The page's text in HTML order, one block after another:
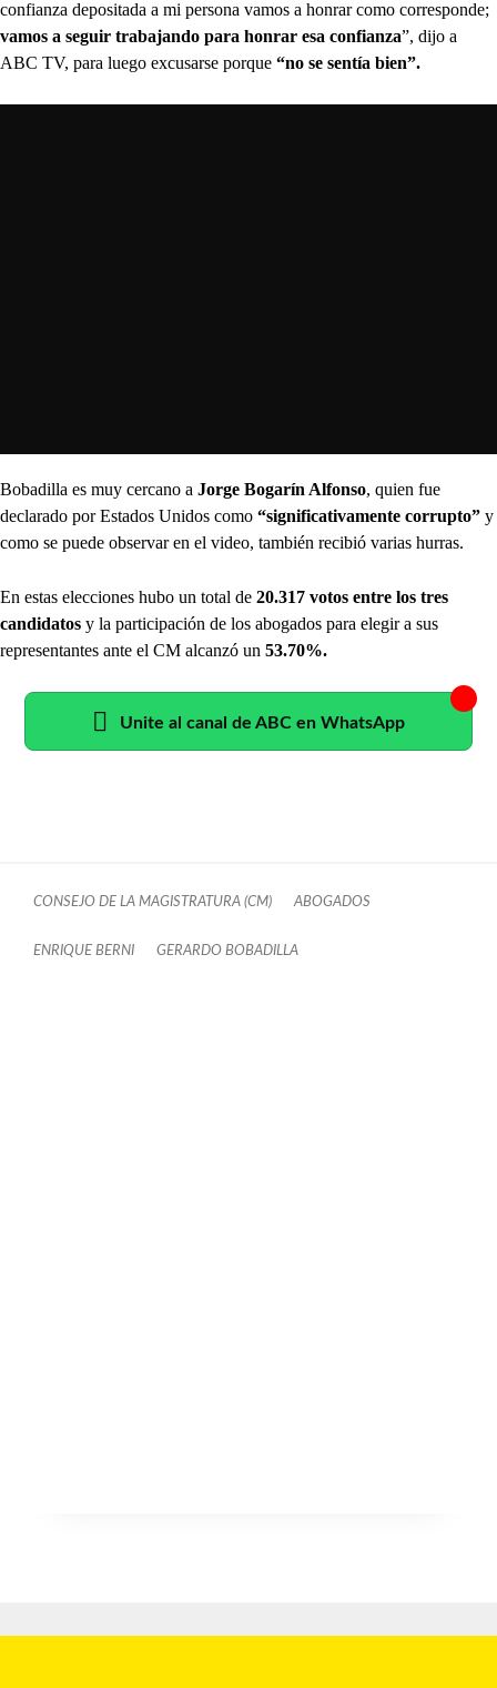
confianza depositada a mi persona vamos a honrar como corresponde;
vamos a seguir trabajando para honrar esa confianza”, dijo a
ABC TV, para luego excusarse porque “no se sentía bien”.
Bobadilla es muy cercano a Jorge Bogarín Alfonso, quien fue
declarado por Estados Unidos como “significativamente corrupto” y
como se puede observar en el video, también recibió varias hurras.
En estas elecciones hubo un total de 20.317 votos entre los tres
candidatos y la participación de los abogados para elegir a sus
representantes ante el CM alcanzó un 53.70%.
Unite al canal de ABC en WhatsApp
CONSEJO DE LA MAGISTRATURA (CM) ABOGADOS
ENRIQUE BERNI GERARDO BOBADILLA